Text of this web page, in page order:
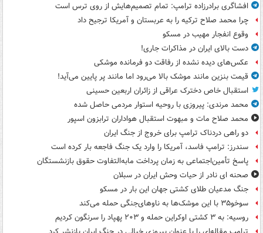
افشاگری برادرزاده ترامپ: تمام تصمیم‌هایش از روی ترس است
چرا محمد صلاح ترکیه را به عربستان و آمریکا ترجیح داد
وقوع انفجار مهیب در مسکو
دست بالای ایران در مذاکرات جاری!
عکس‌های دیده نشده از رفاقت دو فرمانده‌ موشکی
قیمت بنزین مانند موشک بالا می‌رود اما مانند پر پایین می‌آید!
استقبال خاص دخترک عراقی از زائران اربعین حسینی
محمد مرندی: پیروزی با روحیه استوار مردمی حاصل شده
محمد صلاح مات و مبهوت استقبال هواداران ترابزون اسپور
دو راهی دردناک ترامپ برای خروج از جنگ ایران
سندرز: ترامپ فاسد، آمریکا را وارد یک جنگ فاجعه بار کرده است
پاسخ تأمین‌اجتماعی به زمان پرداخت مابه‌التفاوت حقوق بازنشستگان
صحنه ای نادر از حیات وحش ایران در سبلان
جنگ مدعیان طلای کشتی جهان این بار در مسکو
سوخو۳۵ با این موشک‌ها به ناوهای‌جنگی حمله می‌کند
روسیه: به ۳ کشتی اوکراین حمله و ۲۰۳ پهپاد را سرنگون کردیم